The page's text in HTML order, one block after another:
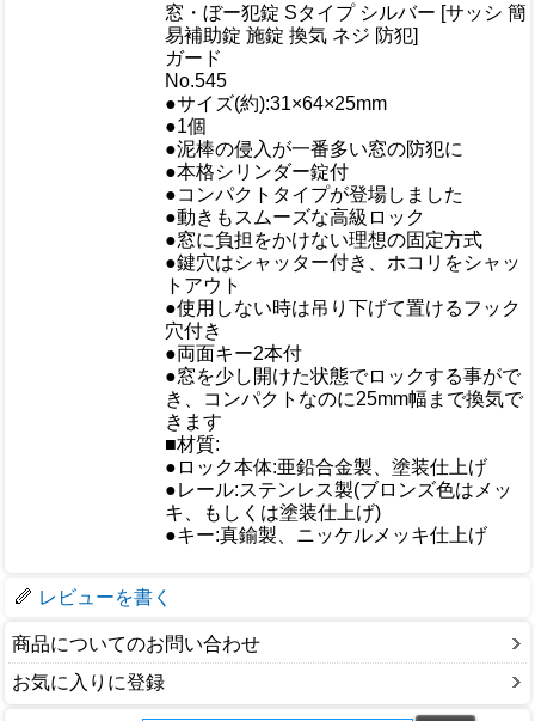
窓・ぼー犯錠 Sタイプ シルバー [サッシ 簡
易補助錠 施錠 換気 ネジ 防犯]
ガード
No.545
●サイズ(約):31×64×25mm
●1個
●泥棒の侵入が一番多い窓の防犯に
●本格シリンダー錠付
●コンパクトタイプが登場しました
●動きもスムーズな高級ロック
●窓に負担をかけない理想の固定方式
●鍵穴はシャッター付き、ホコリをシャッ
トアウト
●使用しない時は吊り下げて置けるフック
穴付き
●両面キー2本付
●窓を少し開けた状態でロックする事がで
き、コンパクトなのに25mm幅まで換気で
きます
■材質:
●ロック本体:亜鉛合金製、塗装仕上げ
●レール:ステンレス製(ブロンズ色はメッ
キ、もしくは塗装仕上げ)
●キー:真鍮製、ニッケルメッキ仕上げ
レビューを書く
商品についてのお問い合わせ
お気に入りに登録